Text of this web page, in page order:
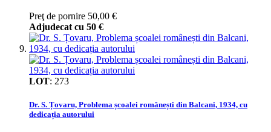
Preţ de pornire 50,00 €
Adjudecat cu 50 €
LOT: 273
Dr. S. Țovaru, Problema școalei românești din Balcani, 1934, cu
dedicația autorului